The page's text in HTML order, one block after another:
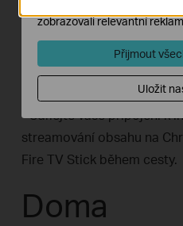
* Sdílejte vaše připojení k
streamování obsahu na
Fire TV Stick během cesty.
Doma
zobrazovali relevantní
Přijmout
Uložit